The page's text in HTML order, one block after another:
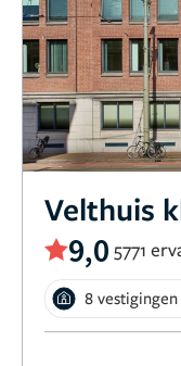
Velthuis
9,0 5771
8 vestigingen